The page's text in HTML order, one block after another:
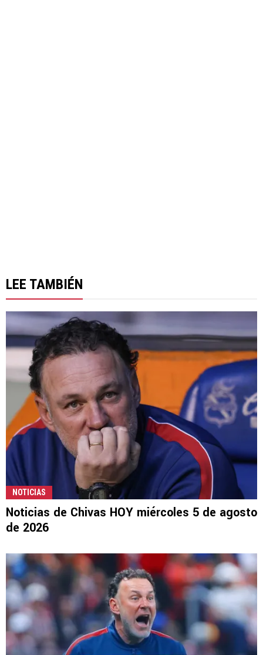
LEE TAMBIÉN
NOTICIAS
Noticias de Chivas HOY miércoles 5 de agosto
de 2026